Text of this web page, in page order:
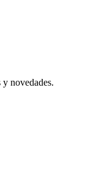
novedades.